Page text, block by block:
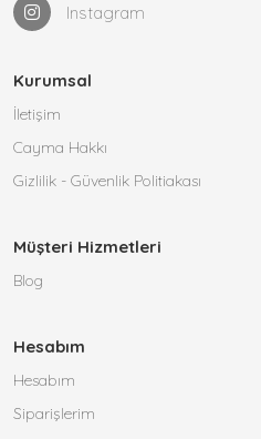
Instagram
Kurumsal
İletişim
Cayma Hakkı
Gizlilik - Güvenlik Politiakası
Müşteri Hizmetleri
Blog
Hesabım
Hesabım
Siparişlerim